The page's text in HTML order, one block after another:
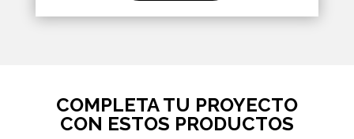
COMPLETA TU PROYECTO
CON ESTOS PRODUCTOS